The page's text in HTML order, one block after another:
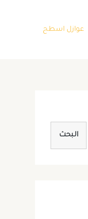
عوازل اسطح
البحث